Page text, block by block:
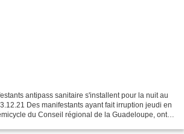
antipass sanitaire s'installent pour la nuit au
Des manifestants ayant fait irruption jeudi en
du Conseil régional de la Guadeloupe, ont